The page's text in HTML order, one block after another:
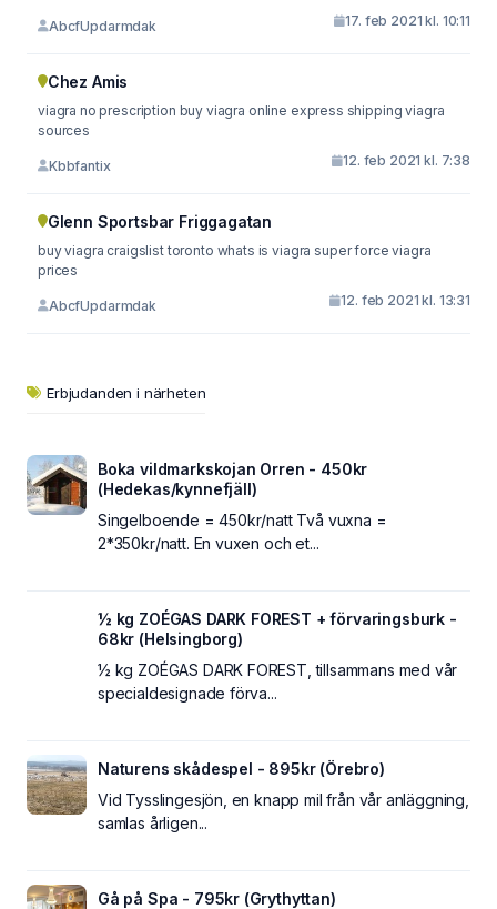
AbcfUpdarmdak 17. feb 2021 kl. 10:11
Chez Amis
viagra no prescription buy viagra online express shipping viagra
sources
Kbbfantix 12. feb 2021 kl. 7:38
Glenn Sportsbar Friggagatan
buy viagra craigslist toronto whats is viagra super force viagra
prices
AbcfUpdarmdak 12. feb 2021 kl. 13:31
Erbjudanden i närheten
Boka vildmarkskojan Orren - 450kr
(Hedekas/kynnefjäll)
Singelboende = 450kr/natt Två vuxna =
2*350kr/natt. En vuxen och et...
½ kg ZOÉGAS DARK FOREST + förvaringsburk -
68kr (Helsingborg)
½ kg ZOÉGAS DARK FOREST, tillsammans med vår
specialdesignade förva...
Naturens skådespel - 895kr (Örebro)
Vid Tysslingesjön, en knapp mil från vår anläggning,
samlas årligen...
Gå på Spa - 795kr (Grythyttan)